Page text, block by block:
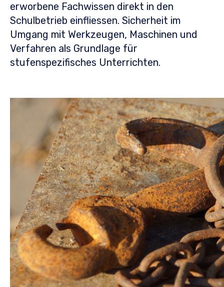
erworbene Fachwissen direkt in den
Schulbetrieb einfliessen. Sicherheit im
Umgang mit Werkzeugen, Maschinen und
Verfahren als Grundlage für
stufenspezifisches Unterrichten.